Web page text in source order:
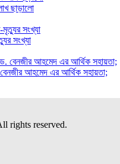
ছাড়ালো
সংখ্যা
আহমেদ এর আর্থিক সহায়তা;
rights reserved.